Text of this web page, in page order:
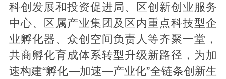
科创发展和投资促进局、区创新创业服务
中心、区属产业集团及区内重点科技型企
业孵化器、众创空间负责人等齐聚一堂，
共商孵化育成体系转型升级新路径，为加
速构建“孵化—加速—产业化”全链条创新生